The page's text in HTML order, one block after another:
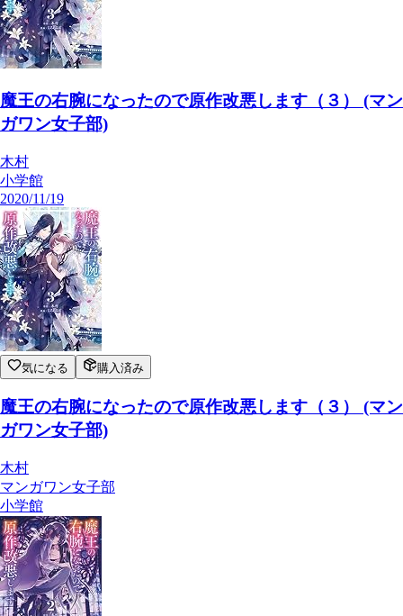
魔王の右腕になったので原作改悪します（３） (マン
ガワン女子部)
木村
小学館
2020/11/19
気になる 購入済み
魔王の右腕になったので原作改悪します（３） (マン
ガワン女子部)
木村
マンガワン女子部
小学館